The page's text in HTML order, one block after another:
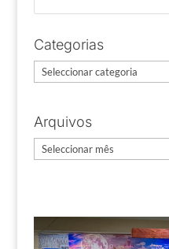
Categorias
Categorias
Arquivos
Arquivos